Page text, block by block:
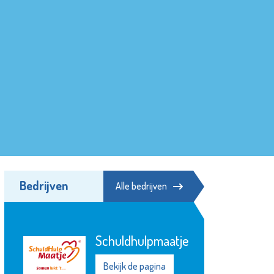
Bedrijven Alle bedrijven
Schuldhulpmaatje
Bekijk de pagina